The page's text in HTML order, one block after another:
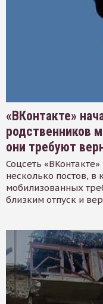
«ВКонтакте»
родственников
они требуют
Соцсеть
несколько постов, в
мобилизованных
близким отпуск и